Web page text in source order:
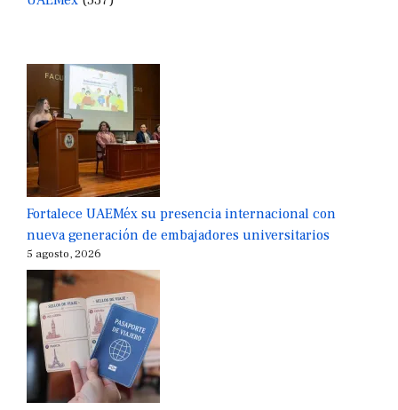
Fortalece UAEMéx su presencia internacional con
nueva generación de embajadores universitarios
5 agosto, 2026